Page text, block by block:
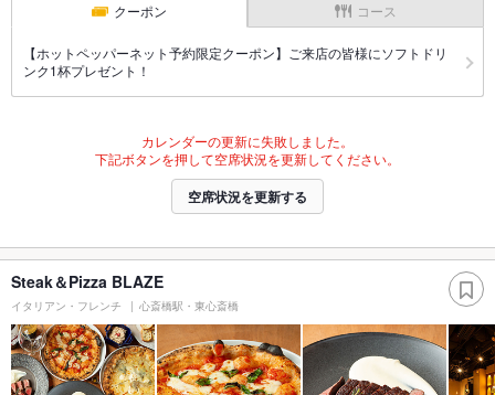
クーポン コース
【ホットペッパーネット予約限定クーポン】ご来店の皆様にソフトドリ
ンク1杯プレゼント！
カレンダーの更新に失敗しました。
下記ボタンを押して空席状況を更新してください。
空席状況を更新する
Steak＆Pizza BLAZE
イタリアン・フレンチ 心斎橋駅・東心斎橋